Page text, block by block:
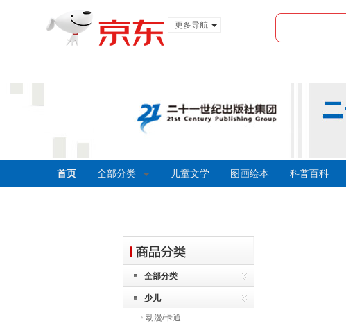
更多导航
首页 全部分类 儿童文学 图画绘本 科普百科
全部分类
少儿
动漫/卡通